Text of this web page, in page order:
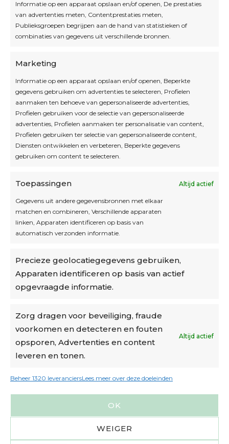
Informatie op een apparaat opslaan en/of openen, De prestaties
van advertenties meten, Contentprestaties meten,
Publieksgroepen begrijpen aan de hand van statistieken of
combinaties van gegevens uit verschillende bronnen.
Marketing
Informatie op een apparaat opslaan en/of openen, Beperkte
gegevens gebruiken om advertenties te selecteren, Profielen
aanmaken ten behoeve van gepersonaliseerde advertenties,
Profielen gebruiken voor de selectie van gepersonaliseerde
advertenties, Profielen aanmaken ter personalisatie van content,
Profielen gebruiken ter selectie van gepersonaliseerde content,
Diensten ontwikkelen en verbeteren, Beperkte gegevens
gebruiken om content te selecteren.
Toepassingen Altijd actief
Gegevens uit andere gegevensbronnen met elkaar
matchen en combineren, Verschillende apparaten
linken, Apparaten identificeren op basis van
automatisch verzonden informatie.
Precieze geolocatiegegevens gebruiken,
Apparaten identificeren op basis van actief
opgevraagde informatie.
Zorg dragen voor beveiliging, fraude
voorkomen en detecteren en fouten
opsporen, Advertenties en content
leveren en tonen.
Altijd actief
Beheer 1320 leveranciersLees meer over deze doeleinden
OK
WEIGER
Openingsuren
Blijf op de hoogte
Interesse in leuke kadotips of toffe acties?
Laat dan hier je mailadres achter.
Algemene voorwaarden
Cookiebeleid
Accountinstellingen
Verzending
€6,50-€7,50 via Bpost